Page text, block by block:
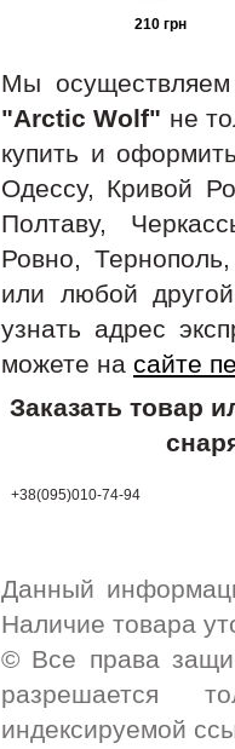
210 грн
Мы
"Arctic Wolf" не
купить и
Одессу, Кривой
Полтаву,
Ровно,
или любой
узнать адрес
можете на сайте
Заказать товар
+38(095)010-74-94
Данный
Наличие товара
© Все права
разрешается
индексируемой